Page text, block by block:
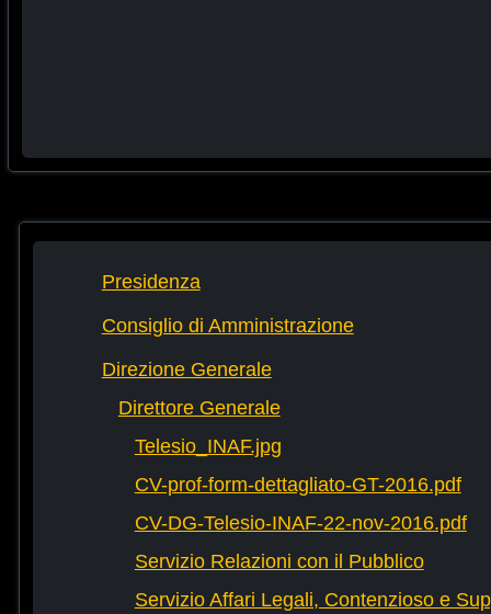
Presidenza
Consiglio di Amministrazione
Direzione Generale
Direttore Generale
Telesio_INAF.jpg
CV-prof-form-dettagliato-GT-2016.pdf
CV-DG-Telesio-INAF-22-nov-2016.pdf
Servizio Relazioni con il Pubblico
Servizio Affari Legali, Contenzioso e